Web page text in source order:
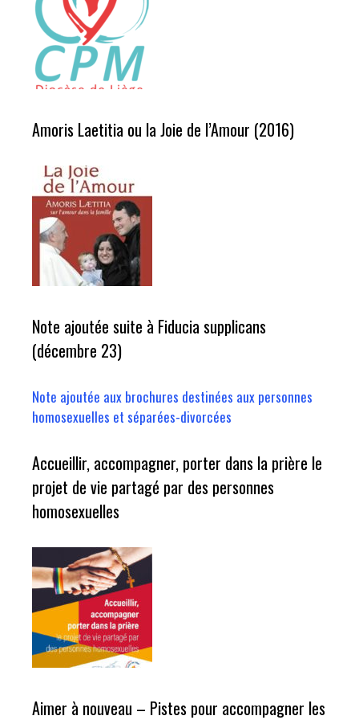
Amoris Laetitia ou la Joie de l’Amour (2016)
Note ajoutée suite à Fiducia supplicans
(décembre 23)
Note ajoutée aux brochures destinées aux personnes
homosexuelles et séparées-divorcées
Accueillir, accompagner, porter dans la prière le
projet de vie partagé par des personnes
homosexuelles
Aimer à nouveau – Pistes pour accompagner les